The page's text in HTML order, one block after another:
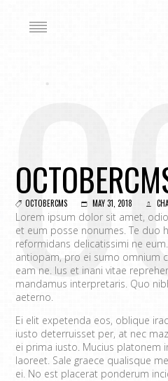
OCTOBERCMS MAY 31, 2018
Lorem ipsum dolor sit amet,
et eum posse nonumes. Te duo
reformidans delicatissimi ne
antiopam, pro ei sumo omnium
eam ne. Ius et inani vitae
mandamus interpretaris. Quo
aeterno.
Ei elit expetenda eos, oblique
iusto deterruisset per, at nec
ei prima iusto. Mucius platonem
laoreet. Sale graece qualisque
ei. No est placerat ponderum